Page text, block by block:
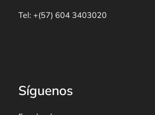
Tel: +(57) 604 3403020
Síguenos